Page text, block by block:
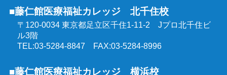
強度行動障害支援者養成研修
同行援護従業者養成研修
喀痰吸引等研修
精神保健福祉士受験対策講座（通学コース）
介護福祉士受験対策講座（オンラインコース）
■藤仁館医療福祉カレッジ 北千住校
〒120-0034 東京都足立区千住1-11-2 Jプロ北千住ビ
ル3階
TEL:03-5284-8847 FAX:03-5284-8996
■藤仁館医療福祉カレッジ 横浜校